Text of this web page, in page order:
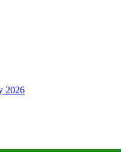
2026